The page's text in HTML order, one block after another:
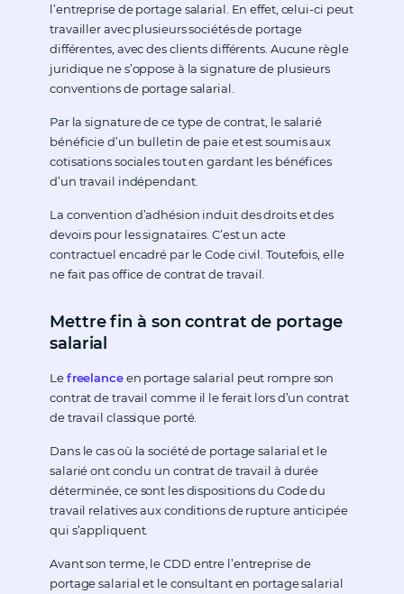
l’entreprise de portage salarial. En effet, celui-ci peut
travailler avec plusieurs sociétés de portage
différentes, avec des clients différents. Aucune règle
juridique ne s’oppose à la signature de plusieurs
conventions de portage salarial.
Par la signature de ce type de contrat, le salarié
bénéficie d’un bulletin de paie et est soumis aux
cotisations sociales tout en gardant les bénéfices
d’un travail indépendant.
La convention d’adhésion induit des droits et des
devoirs pour les signataires. C’est un acte
contractuel encadré par le Code civil. Toutefois, elle
ne fait pas office de contrat de travail.
Mettre fin à son contrat de portage
salarial
Lefreelanceen portage salarial peut rompre son
contrat de travail comme il le ferait lors d’un contrat
de travail classique porté.
Dans le cas où la société de portage salarial et le
salarié ont conclu un contrat de travail à durée
déterminée, ce sont les dispositions du Code du
travail relatives aux conditions de rupture anticipée
qui s’appliquent.
Avant son terme, le CDD entre l’entreprise de
portage salarial et le consultant en portage salarial